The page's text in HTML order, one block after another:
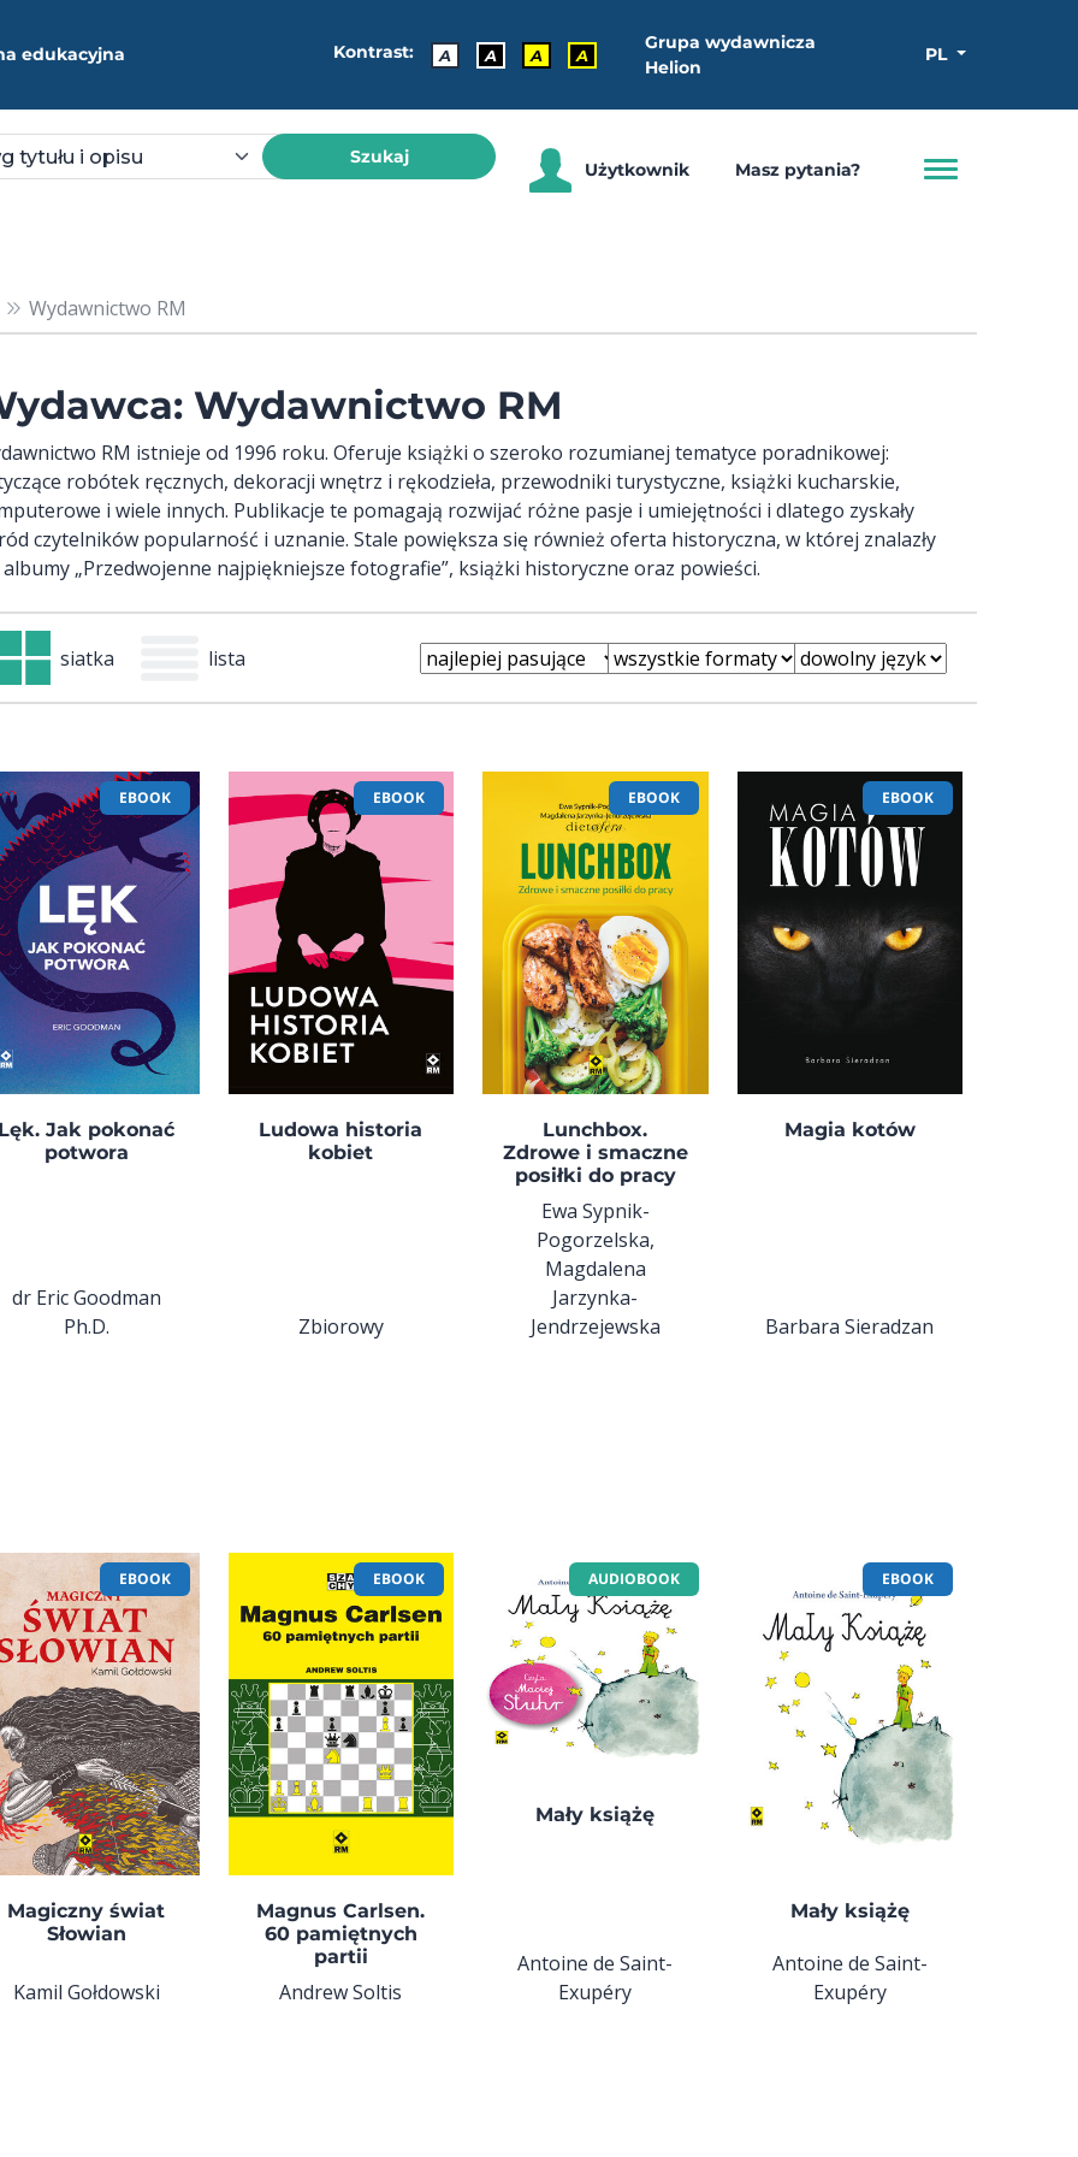
edukacyjna Kontrast: A A A A
Grupa wydawnicza
Helion
PL
Szukaj
Użytkownik Masz pytania?
Wydawnictwo RM
Wydawnictwo RM
RM istnieje od 1996 roku. Oferuje książki o szeroko rozumianej tematyce poradnikowej:
robótek ręcznych, dekoracji wnętrz i rękodzieła, przewodniki turystyczne, książki kucharskie,
i wiele innych. Publikacje te pomagają rozwijać różne pasje i umiejętności i dlatego zyskały
czytelników popularność i uznanie. Stale powiększa się również oferta historyczna, w której znalazły
„Przedwojenne najpiękniejsze fotografie”, książki historyczne oraz powieści.
siatka lista
EBOOK
Jak pokonać
potwora
dr Eric Goodman
Ph.D.
EBOOK
Ludowa historia
kobiet
Zbiorowy
EBOOK
Lunchbox.
Zdrowe i smaczne
posiłki do pracy
Ewa Sypnik-
Pogorzelska,
Magdalena
Jarzynka-
Jendrzejewska
EBOOK
Magia kotów
Barbara Sieradzan
EBOOK
Magiczny świat
Słowian
Kamil Gołdowski
EBOOK
Magnus Carlsen.
60 pamiętnych
partii
Andrew Soltis
AUDIOBOOK
Mały książę
Antoine de Saint-
Exupéry
EBOOK
Mały książę
Antoine de Saint-
Exupéry